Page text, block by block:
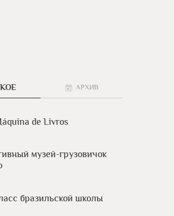
АРХИВ
de Livros
музей-грузовичок
бразильской школы